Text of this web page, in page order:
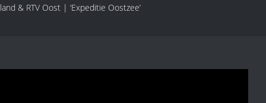
& RTV Oost | ‘Expeditie Oostzee’